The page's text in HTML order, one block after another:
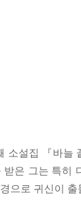
소설집 『바늘
은 그는 특히
으로 귀신이